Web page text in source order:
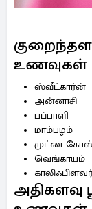
உணவுகள்
ஸ்வீட்கார்ன்
அன்னாசி
பப்பாளி
மாம்பழம்
வெங்காயம்
காலிஃபிளவர்
அதிகளவு